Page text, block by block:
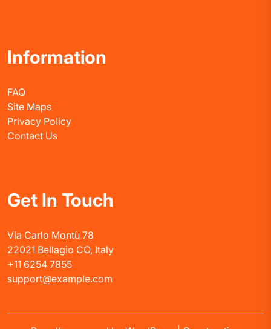
Information
FAQ
Site Maps
Privacy Policy
Contact Us
Get In Touch
Via Carlo Montù 78
22021 Bellagio CO, Italy
+11 6254 7855
support@example.com